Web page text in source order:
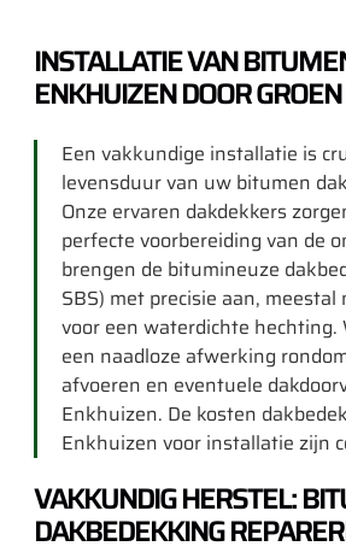
INSTALLATIE VAN
ENKHUIZEN DOOR
Een vakkundige installatie is
levensduur van uw bitumen
Onze ervaren dakdekkers
perfecte voorbereiding van de
brengen de bitumineuze
SBS) met precisie aan,
voor een waterdichte hechting.
een naadloze afwerking
afvoeren en eventuele
Enkhuizen. De kosten
Enkhuizen voor installatie zijn
VAKKUNDIG HERSTEL:
DAKBEDEKKING